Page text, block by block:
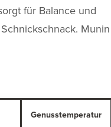
für Balance und
Munin
Genusstemperatur